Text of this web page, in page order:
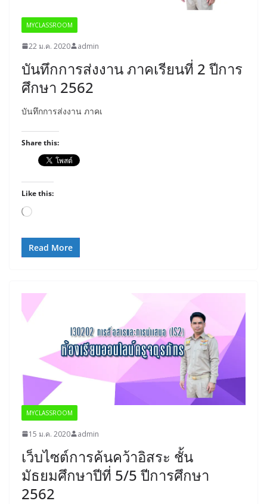
MYCLASSROOM
22 ม.ค. 2020 admin
บันทึกการส่งงาน ภาคเรียนที่ 2 ปีการ
ศึกษา 2562
บันทึกการส่งงาน ภาคเ
Share this:
Like this:
Loading…
Read More
MYCLASSROOM
15 ม.ค. 2020 admin
เว็บไซต์การค้นคว้าอิสระ ชั้น
มัธยมศึกษาปีที่ 5/5 ปีการศึกษา
2562